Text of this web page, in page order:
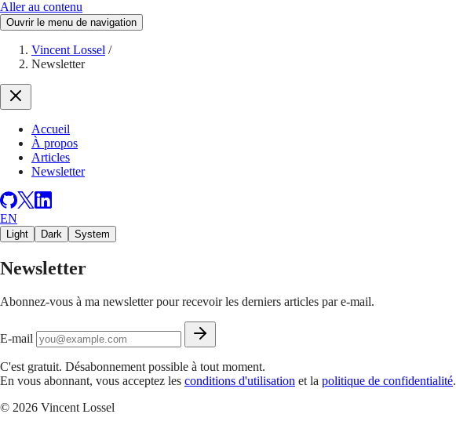
Aller au contenu
Ouvrir le menu de navigation
Vincent Lossel /
Newsletter
Accueil
À propos
Articles
Newsletter
EN
Light Dark System
Newsletter
Abonnez-vous à ma newsletter pour recevoir les derniers articles par e-mail.
E-mail
C'est gratuit. Désabonnement possible à tout moment.
En vous abonnant, vous acceptez les conditions d'utilisation et la politique de confidentialité.
© 2026 Vincent Lossel